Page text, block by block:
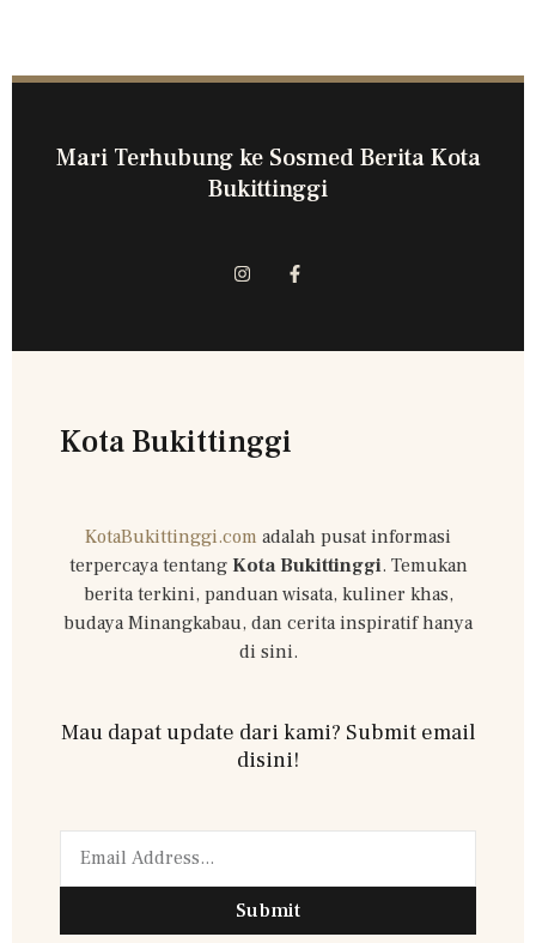
Mari Terhubung ke Sosmed Berita Kota
Bukittinggi
Kota Bukittinggi
KotaBukittinggi.com adalah pusat informasi
terpercaya tentang Kota Bukittinggi. Temukan
berita terkini, panduan wisata, kuliner khas,
budaya Minangkabau, dan cerita inspiratif hanya
di sini.
Mau dapat update dari kami? Submit email
disini!
Submit